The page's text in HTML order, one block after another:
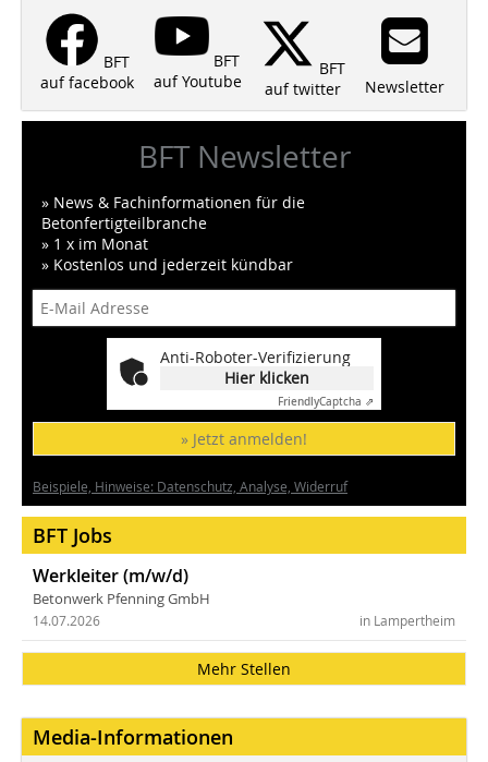
BFT
auf facebook
BFT
auf Youtube
BFT
auf twitter
Newsletter
BFT Newsletter
» News & Fachinformationen für die
Betonfertigteilbranche
» 1 x im Monat
» Kostenlos und jederzeit kündbar
Anti-Roboter-Verifizierung
Hier klicken
FriendlyCaptcha ⇗
» Jetzt anmelden!
Beispiele, Hinweise: Datenschutz, Analyse, Widerruf
BFT Jobs
Werkleiter (m/w/d)
Betonwerk Pfenning GmbH
in Lampertheim
14.07.2026
Mehr Stellen
Media-Informationen